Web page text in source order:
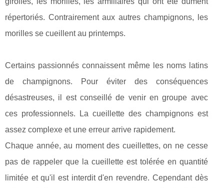
répertoriés. Contrairement aux autres champignons, les
morilles se cueillent au printemps.
Certains passionnés connaissent même les noms latins
de champignons. Pour éviter des conséquences
désastreuses, il est conseillé de venir en groupe avec
ces professionnels. La cueillette des champignons est
assez complexe et une erreur arrive rapidement.
Chaque année, au moment des cueillettes, on ne cesse
pas de rappeler que la cueillette est tolérée en quantité
limitée et qu'il est interdit d'en revendre. Cependant dès